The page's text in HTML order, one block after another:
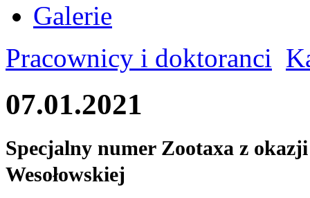
Galerie
Pracownicy i doktoranci
07.01.2021
Specjalny numer Zootaxa z
Wesołowskiej